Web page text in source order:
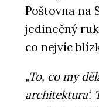
Poštovna na
jedinečný
co nejvíc
„To, co my
architektura‘.